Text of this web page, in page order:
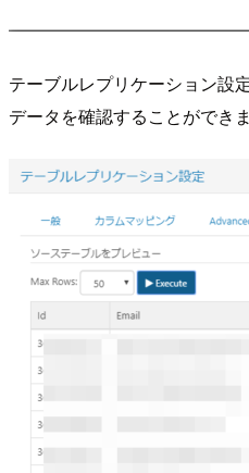
テーブルレプリケーション設
データを確認することができま